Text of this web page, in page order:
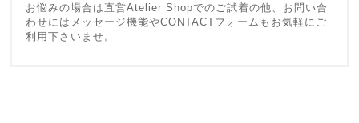
お悩みの場合は直営Atelier Shopでのご試着の他、お問い合
わせにはメッセージ機能やCONTACTフォームもお気軽にご
利用下さいませ。